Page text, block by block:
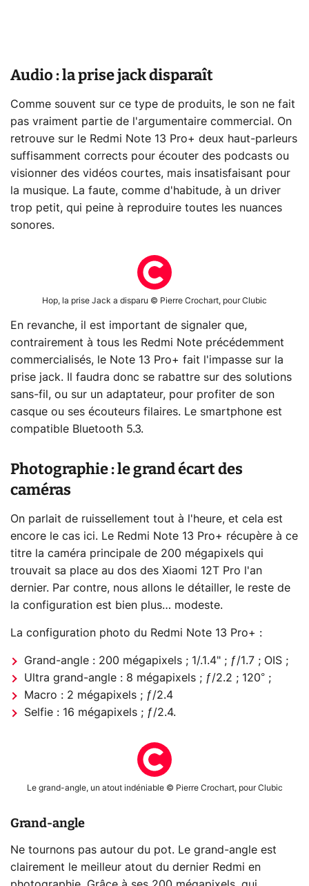
Audio : la prise jack disparaît
Comme souvent sur ce type de produits, le son ne fait
pas vraiment partie de l'argumentaire commercial. On
retrouve sur le Redmi Note 13 Pro+ deux haut-parleurs
suffisamment corrects pour écouter des podcasts ou
visionner des vidéos courtes, mais insatisfaisant pour
la musique. La faute, comme d'habitude, à un driver
trop petit, qui peine à reproduire toutes les nuances
sonores.
Hop, la prise Jack a disparu © Pierre Crochart, pour Clubic
En revanche, il est important de signaler que,
contrairement à tous les Redmi Note précédemment
commercialisés, le Note 13 Pro+ fait l'impasse sur la
prise jack. Il faudra donc se rabattre sur des solutions
sans-fil, ou sur un adaptateur, pour profiter de son
casque ou ses écouteurs filaires. Le smartphone est
compatible Bluetooth 5.3.
Photographie : le grand écart des
caméras
On parlait de ruissellement tout à l'heure, et cela est
encore le cas ici. Le Redmi Note 13 Pro+ récupère à ce
titre la caméra principale de 200 mégapixels qui
trouvait sa place au dos des Xiaomi 12T Pro l'an
dernier. Par contre, nous allons le détailler, le reste de
la configuration est bien plus… modeste.
La configuration photo du Redmi Note 13 Pro+ :
Grand-angle : 200 mégapixels ; 1/.1.4" ; ƒ/1.7 ; OIS ;
Ultra grand-angle : 8 mégapixels ; ƒ/2.2 ; 120° ;
Macro : 2 mégapixels ; ƒ/2.4
Selfie : 16 mégapixels ; ƒ/2.4.
Le grand-angle, un atout indéniable © Pierre Crochart, pour Clubic
Grand-angle
Ne tournons pas autour du pot. Le grand-angle est
clairement le meilleur atout du dernier Redmi en